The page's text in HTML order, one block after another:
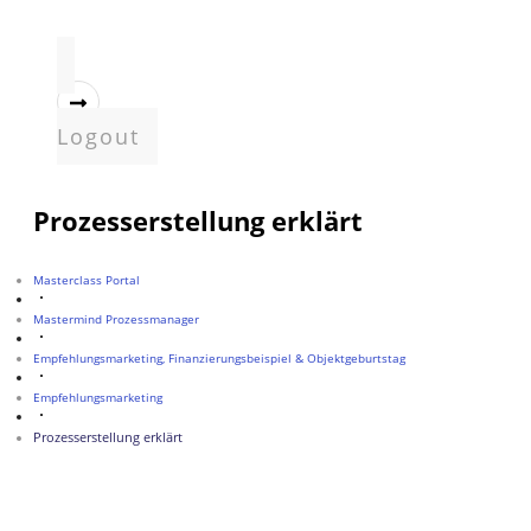
Logout
Prozesserstellung erklärt
Masterclass Portal
Mastermind Prozessmanager
Empfehlungsmarketing, Finanzierungsbeispiel & Objektgeburtstag
Empfehlungsmarketing
Prozesserstellung erklärt